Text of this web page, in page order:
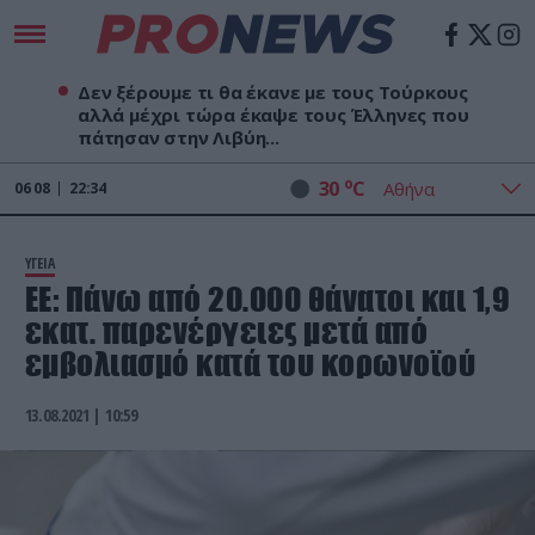
Δεν ξέρουμε τι θα έκανε με τους Τούρκους
αλλά μέχρι τώρα έκαψε τους Έλληνες που
πάτησαν στην Λιβύη...
06 08 22:34 30 oC
ΥΓΕΙΑ
ΕΕ: Πάνω από 20.000 θάνατοι και 1,9
εκατ. παρενέργειες μετά από
εμβολιασμό κατά του κορωνοϊού
13.08.2021 | 10:59